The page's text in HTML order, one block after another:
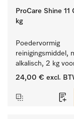
ProCare Shine 11
kg
Poedervormig
reinigingsmiddel,
alkalisch, 2 kg
reiniging van sterk
bestek en glazen.
24,00 € excl.